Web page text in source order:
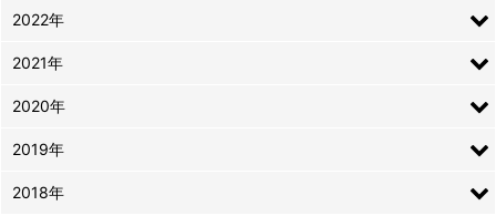
2022年
2021年
2020年
2019年
2018年